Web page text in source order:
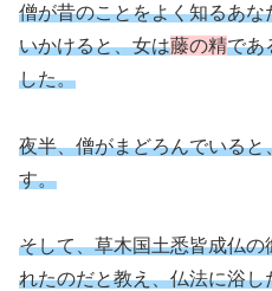
僧が昔のことをよく知るあ
いかけると、女は藤の精であ
した。
夜半、僧がまどろんでいる
す。
そして、草木国土悉皆成仏
れたのだと教え、仏法に浴